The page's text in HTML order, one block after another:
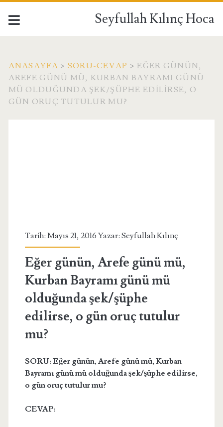
Seyfullah Kılınç Hoca
ANASAYFA > SORU-CEVAP >EĞER GÜNÜN,
AREFE GÜNÜ MÜ, KURBAN BAYRAMI GÜNÜ
MÜ OLDUĞUNDA ŞEK/ŞÜPHE EDILIRSE, O
GÜN ORUÇ TUTULUR MU?
Tarih: Mayıs 21, 2016 Yazar: Seyfullah Kılınç
Eğer günün, Arefe günü mü,
Kurban Bayramı günü mü
olduğunda şek/şüphe
edilirse, o gün oruç tutulur
mu?
SORU: Eğer günün, Arefe günü mü, Kurban
Bayramı günü mü olduğunda şek/şüphe edilirse,
o gün oruç tutulur mu?
CEVAP: